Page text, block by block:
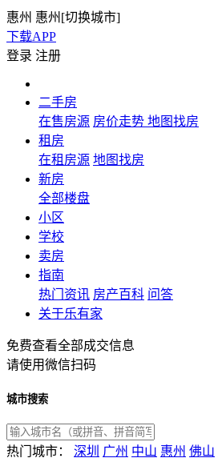
惠州 惠州[切换城市]
下载APP
登录 注册
二手房
在售房源 房价走势 地图找房
租房
在租房源 地图找房
新房
全部楼盘
小区
学校
卖房
指南
热门资讯 房产百科 问答
关于乐有家
免费查看全部成交信息
请使用微信扫码
城市搜索
热门城市： 深圳 广州 中山 惠州 佛山